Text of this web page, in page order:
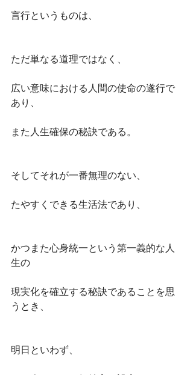
言行というものは、
ただ単なる道理ではなく、
広い意味における人間の使命の遂行で
あり、
また人生確保の秘訣である。
そしてそれが一番無理のない、
たやすくできる生活法であり、
かつまた心身統一という第一義的な人
生の
現実化を確立する秘訣であることを思
うとき、
明日といわず、